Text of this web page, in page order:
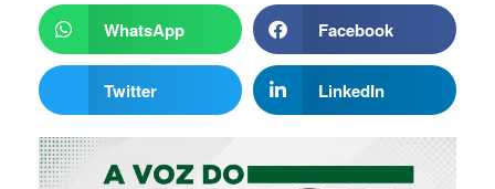
WhatsApp Facebook
Twitter LinkedIn